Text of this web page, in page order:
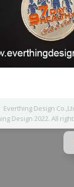
Everthing Design
Design 2022. All